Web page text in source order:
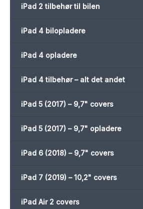
iPad 2 tilbehør til bilen
iPad 4 bilopladere
iPad 4 opladere
iPad 4 tilbehør – alt det andet
iPad 5 (2017) – 9,7" covers
iPad 5 (2017) – 9,7" opladere
iPad 6 (2018) – 9,7" covers
iPad 7 (2019) – 10,2" covers
iPad Air 2 covers